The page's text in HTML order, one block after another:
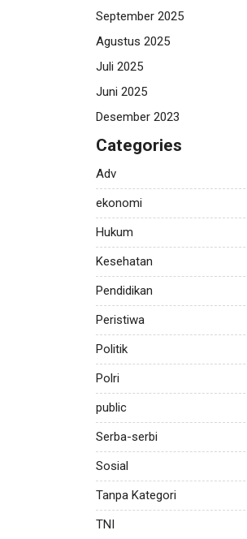
September 2025
Agustus 2025
Juli 2025
Juni 2025
Desember 2023
Categories
Adv
ekonomi
Hukum
Kesehatan
Pendidikan
Peristiwa
Politik
Polri
public
Serba-serbi
Sosial
Tanpa Kategori
TNI